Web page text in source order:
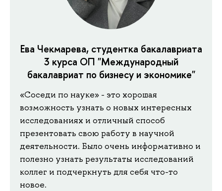
Ева Чекмарева, студентка бакалавриата
3 курса ОП "Международный
бакалавриат по бизнесу и экономике"
«Соседи по науке» - это хорошая
возможность узнать о новых интересных
исследованиях и отличный способ
презентовать свою работу в научной
деятельности. Было очень информативно и
полезно узнать результаты исследований
коллег и подчеркнуть для себя что-то
новое.